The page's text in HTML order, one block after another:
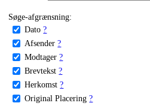
Søge-afgrænsning:
Dato ?
Afsender ?
Modtager ?
Brevtekst ?
Herkomst ?
Original Placering ?